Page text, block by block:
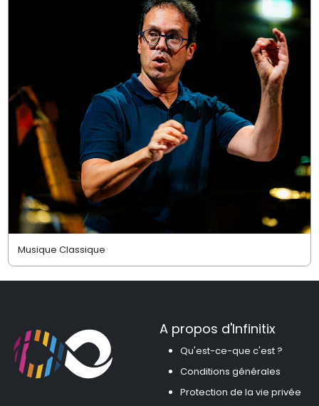
Musique Classique
A propos d'Infinitix
Qu'est-ce-que c'est ?
Conditions générales
Protection de la vie privée